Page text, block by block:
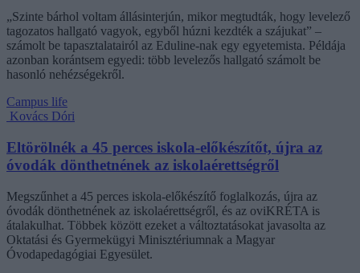
„Szinte bárhol voltam állásinterjún, mikor megtudták, hogy levelező
tagozatos hallgató vagyok, egyből húzni kezdték a szájukat” –
számolt be tapasztalatairól az Eduline-nak egy egyetemista. Példája
azonban korántsem egyedi: több levelezős hallgató számolt be
hasonló nehézségekről.
Campus life
Kovács Dóri
Eltörölnék a 45 perces iskola-előkészítőt, újra az
óvodák dönthetnének az iskolaérettségről
Megszűnhet a 45 perces iskola-előkészítő foglalkozás, újra az
óvodák dönthetnének az iskolaérettségről, és az oviKRÉTA is
átalakulhat. Többek között ezeket a változtatásokat javasolta az
Oktatási és Gyermekügyi Minisztériumnak a Magyar
Óvodapedagógiai Egyesület.